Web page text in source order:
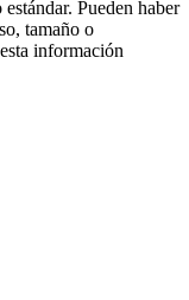
Pueden haber
tamaño o
información